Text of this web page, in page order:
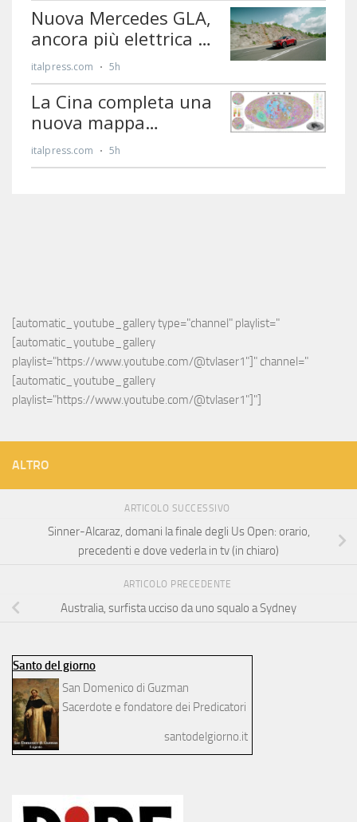
[automatic_youtube_gallery type="channel" playlist="
[automatic_youtube_gallery
playlist="https://www.youtube.com/@tvlaser1"]" channel="
[automatic_youtube_gallery
playlist="https://www.youtube.com/@tvlaser1"]"]
ALTRO
ARTICOLO SUCCESSIVO
Sinner-Alcaraz, domani la finale degli Us Open: orario,
precedenti e dove vederla in tv (in chiaro)
ARTICOLO PRECEDENTE
Australia, surfista ucciso da uno squalo a Sydney
Santo del giorno
San Domenico di Guzman
Sacerdote e fondatore dei Predicatori
santodelgiorno.it